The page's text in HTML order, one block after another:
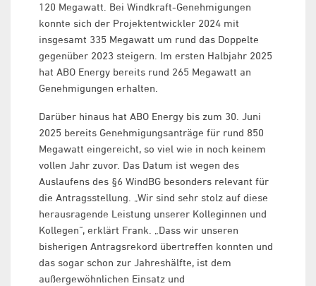
120 Megawatt. Bei Windkraft-Genehmigungen
konnte sich der Projektentwickler 2024 mit
insgesamt 335 Megawatt um rund das Doppelte
gegenüber 2023 steigern. Im ersten Halbjahr 2025
hat ABO Energy bereits rund 265 Megawatt an
Genehmigungen erhalten.
Darüber hinaus hat ABO Energy bis zum 30. Juni
2025 bereits Genehmigungsanträge für rund 850
Megawatt eingereicht, so viel wie in noch keinem
vollen Jahr zuvor. Das Datum ist wegen des
Auslaufens des §6 WindBG besonders relevant für
die Antragsstellung. „Wir sind sehr stolz auf diese
herausragende Leistung unserer Kolleginnen und
Kollegen“, erklärt Frank. „Dass wir unseren
bisherigen Antragsrekord übertreffen konnten und
das sogar schon zur Jahreshälfte, ist dem
außergewöhnlichen Einsatz und